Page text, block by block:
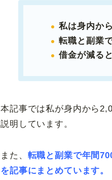
私は身内か
転職と副業
借金が減る
本記事では私が身内から
説明しています。
また、 転職と副業で年間
を記事にまとめています。